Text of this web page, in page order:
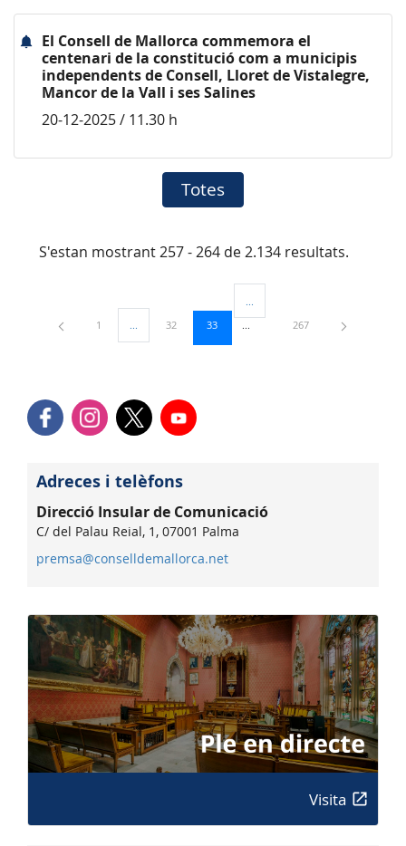
El Consell de Mallorca commemora el
centenari de la constitució com a municipis
independents de Consell, Lloret de Vistalegre,
Mancor de la Vall i ses Salines
20-12-2025 / 11.30 h
Totes
S'estan mostrant 257 - 264 de 2.134 resultats.
Pàgina
1 ...Pàgines intermèdies Utilitzeu TAB per navegar.
Pàgina
32 Pàgina
33
Pàgines intermèdies Utilitzeu
Pàgina
267
Adreces i telèfons
Direcció Insular de Comunicació
C/ del Palau Reial, 1, 07001 Palma
premsa@conselldemallorca.net
Visita